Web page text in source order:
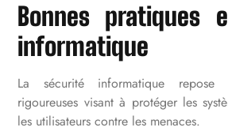
Bonnes pratiques
informatique
La sécurité informatique
rigoureuses visant à protéger les
les utilisateurs contre les menaces.